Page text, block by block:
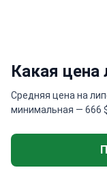
Какая цена
Средняя цена на
минимальная — 666